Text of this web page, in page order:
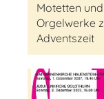
Motetten und
Orgelwerke
Adventszeit